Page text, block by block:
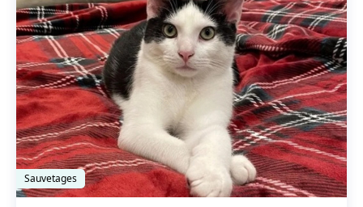
Sauvetages